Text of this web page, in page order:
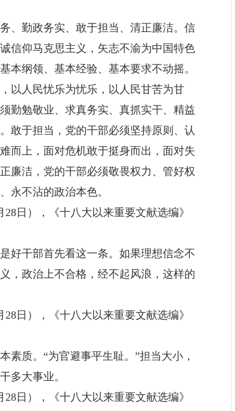
勤政务实、敢于担当、清正廉洁。信
信仰马克思主义，矢志不渝为中国特色
本纲领、基本经验、基本要求不动摇。
以人民忧乐为忧乐，以人民甘苦为甘
勤勉敬业、求真务实、真抓实干、精益
敢于担当，党的干部必须坚持原则、认
而上，面对危机敢于挺身而出，面对失
廉洁，党的干部必须敬畏权力、管好权
永不沾的政治本色。
日），《十八大以来重要文献选编》
干部首先看这一条。如果理想信念不
，政治上不合格，经不起风浪，这样的
日），《十八大以来重要文献选编》
质。“为官避事平生耻。”担当大小，
多大事业。
日），《十八大以来重要文献选编》